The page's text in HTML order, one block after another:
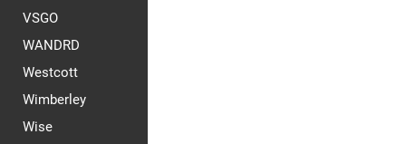
VSGO
WANDRD
Westcott
Wimberley
Wise